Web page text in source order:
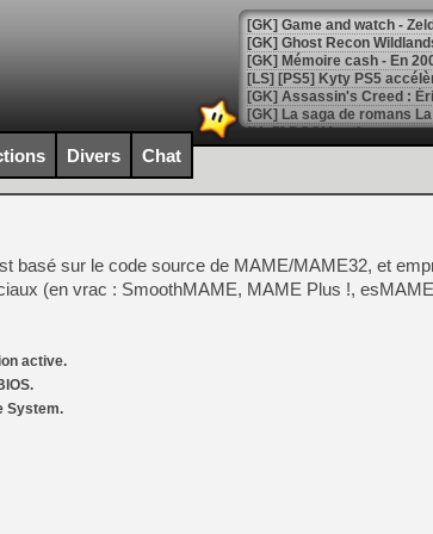
[Mo5] DOOM arrive en
[GK] Bethesda fête les 30
[GK] Roblox : l'action en
[GK] Agenda - GeForce
[GK] Devolver Digital en a
[LS] [PS5] ps5-y2jb-
[GK] Pourquoi Marvel
[GK] Test : Restory : Chill
[GK] GTA 6 : Rockstar
[GK] Hot Wheels Infinite
[GK] Mémoire cash -
[GK] Résultats Nintendo :
[GK] Déjà des
[Mo5] Brickboy cherche à
[GK] Minecraft et ses «
Divers Chat
basé sur le code source de MAME/MAME32, et
(en vrac : SmoothMAME, MAME Plus !,
active.
System.